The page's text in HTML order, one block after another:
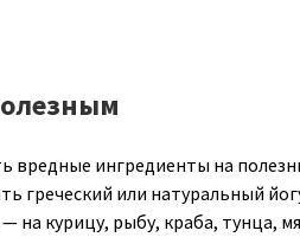
вредные ингредиенты на
греческий или натуральный
на курицу, рыбу, краба, тунца,